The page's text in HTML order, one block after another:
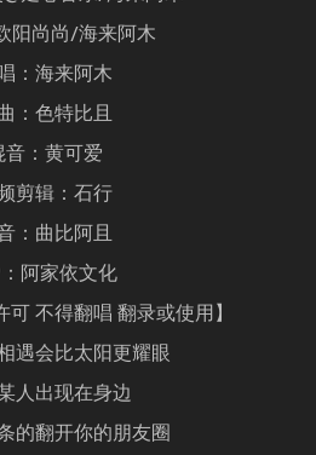
阳尚尚/海来阿木
：海来阿木
：色特比且
音：黄可爱
剪辑：石行
：曲比阿且
阿家依文化
可 不得翻唱 翻录或使用】
遇会比太阳更耀眼
人出现在身边
的翻开你的朋友圈